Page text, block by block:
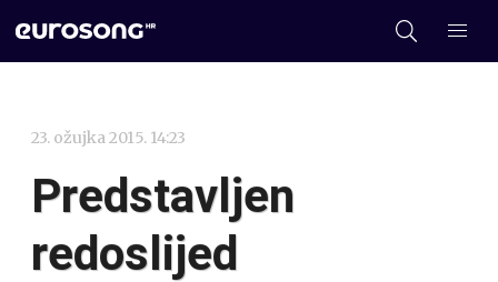
23. ožujka 2015. 14:23
Predstavljen
redoslijed